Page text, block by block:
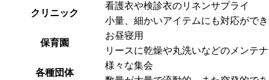
クリニック
看護衣や検診衣のリネンサプライ
小量、細かいアイテムにも対応がで
保育園
お昼寝用
リースに乾燥や丸洗いなどのメンテ
各種団体
様々な集会